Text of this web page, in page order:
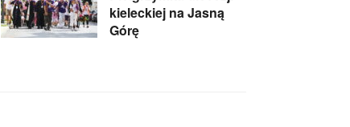
kieleckiej na Jasną
Górę